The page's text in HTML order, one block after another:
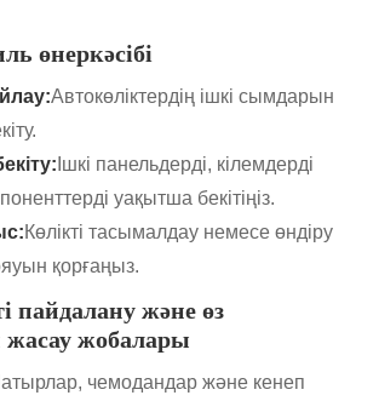
өнеркәсібі
Автокөліктердің ішкі сымдарын
Ішкі панельдерді, кілемдерді
уақытша бекітіңіз.
Көлікті тасымалдау немесе өндіру
қорғаңыз.
пайдалану және өз
жобалары
чемодандар және кенеп